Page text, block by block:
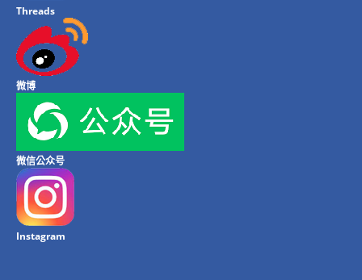
Threads
微博
微信公众号
Instagram